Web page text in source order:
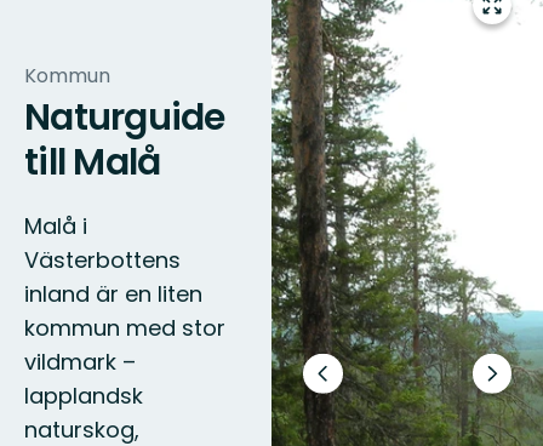
Kommun
Naturguide
till Malå
Malå i
Västerbottens
inland är en liten
kommun med stor
vildmark –
lapplandsk
naturskog,
Gå
till
Föregående
bild
Nästa